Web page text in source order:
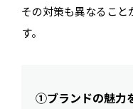
その対策も異なるこ
す。
①ブランドの魅力